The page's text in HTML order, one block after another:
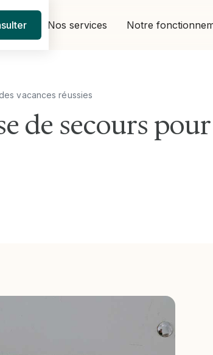
Nos services Notre
vacances réussies
de secours